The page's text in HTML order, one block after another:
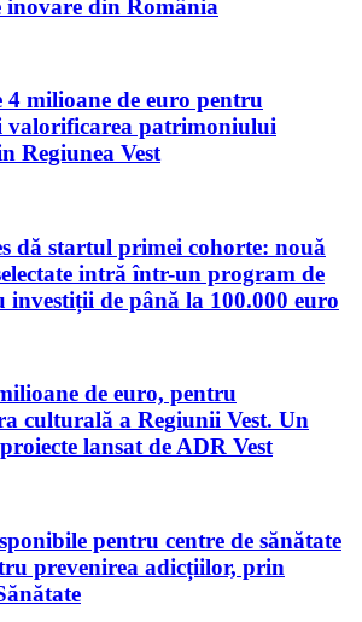
inovare din România
milioane de euro pentru
valorificarea patrimoniului
Regiunea Vest
dă startul primei cohorte: nouă
intră într-un program de
investiții de până la 100.000 euro
de euro, pentru
culturală a Regiunii Vest. Un
lansat de ADR Vest
pentru centre de sănătate
prevenirea adicțiilor, prin